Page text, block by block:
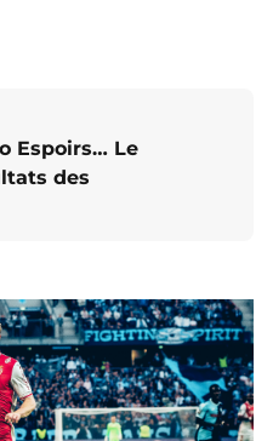
Espoirs… Le
des